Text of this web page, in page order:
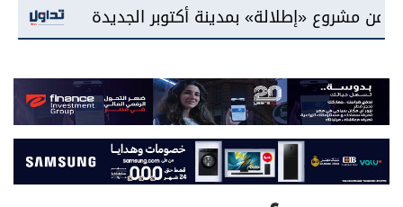
قفزة قوية في أسعار الذهب محلياً